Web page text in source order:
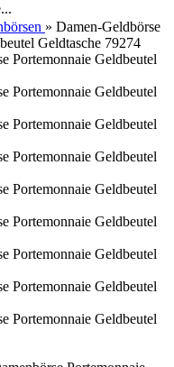
» Damen-Geldbörse
Geldtasche 79274